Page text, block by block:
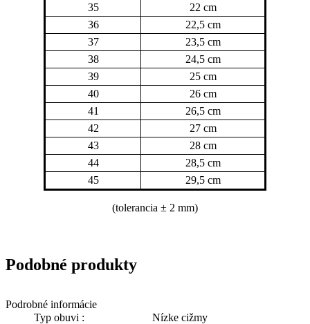
35
22 cm
36
22,5 cm
37
23,5 cm
38
24,5 cm
39
25 cm
40
26 cm
41
26,5 cm
42
27 cm
43
28 cm
44
28,5 cm
45
29,5 cm
(tolerancia ± 2 mm)
Podrobné informácie
Typ obuvi :
Nízke cižmy
Podobné produkty